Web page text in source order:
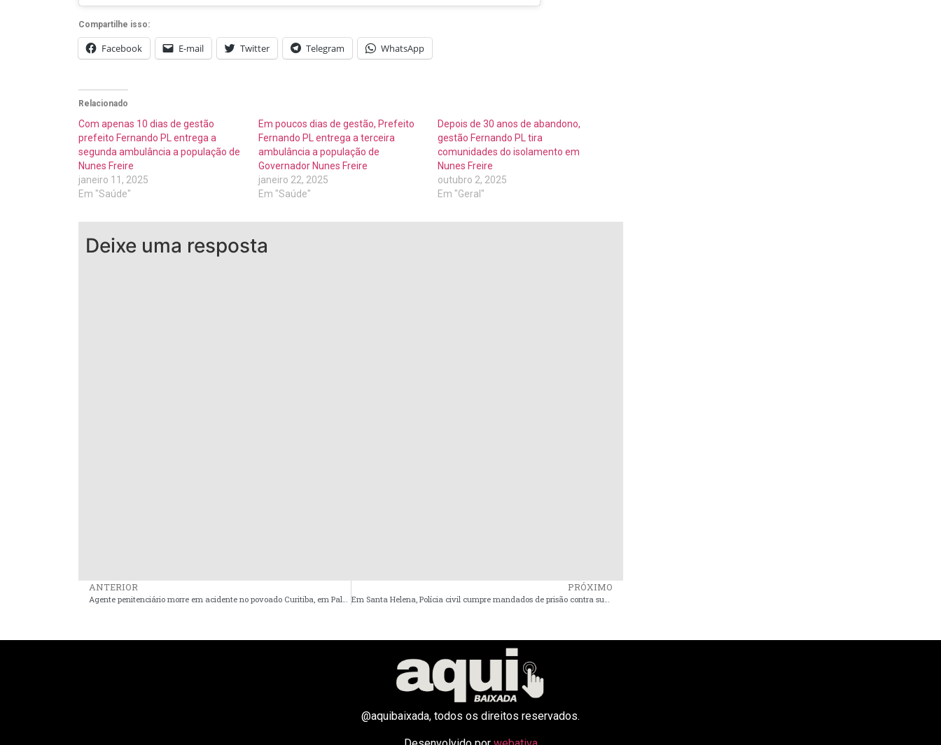
Compartilhe isso:
Facebook E-mail Twitter Telegram WhatsApp
Relacionado
Com apenas 10 dias de gestão
prefeito Fernando PL entrega a
segunda ambulância a população de
Nunes Freire
janeiro 11, 2025
Em "Saúde"
Em poucos dias de gestão, Prefeito
Fernando PL entrega a terceira
ambulância a população de
Governador Nunes Freire
janeiro 22, 2025
Em "Saúde"
Depois de 30 anos de abandono,
gestão Fernando PL tira
comunidades do isolamento em
Nunes Freire
outubro 2, 2025
Em "Geral"
Deixe uma resposta
ANTERIOR
Agente penitenciário morre em acidente no povoado Curitiba, em Palmeirândia
PRÓXIMO
Em Santa Helena, Polícia civil cumpre mandados de prisão contra suspeito de estupro de vulnerável em Goiás
@aquibaixada, todos os direitos reservados.